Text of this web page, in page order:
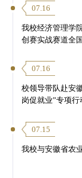
07.16
我校经济管理学
创赛实战赛道全
07.16
校领导带队赴安
岗促就业”专项行
07.15
我校与安徽省农